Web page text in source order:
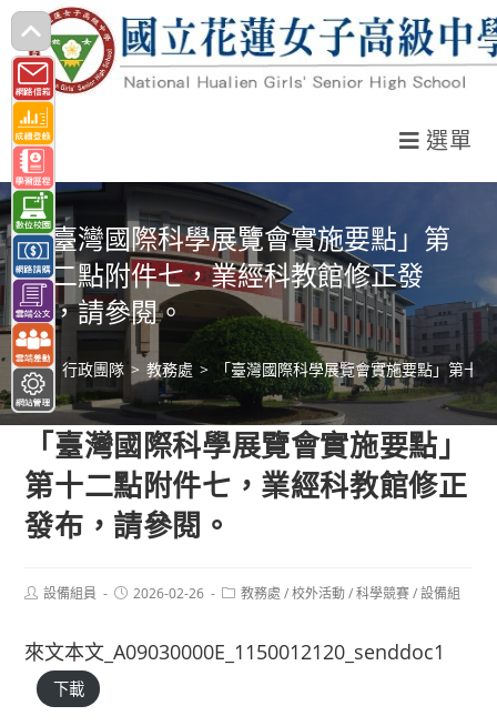
跳
轉
至
主
要
內
容
選單
「臺灣國際科學展覽會實施要點」第
十二點附件七，業經科教館修正發
布，請參閱。
> 行政團隊 > 教務處 > 「臺灣國際科學展覽會實施要點」第十
「臺灣國際科學展覽會實施要點」
第十二點附件七，業經科教館修正
發布，請參閱。
Post設備組員
Post2026-02-26
Post教務處 / 校外活動 / 科學競賽 / 設備組
來文本文_A09030000E_1150012120_senddoc1
下載